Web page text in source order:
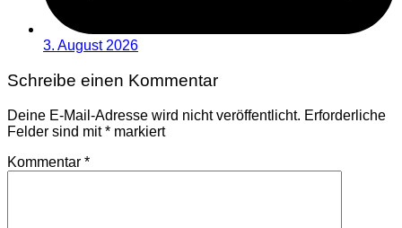
3. August 2026
Schreibe einen Kommentar
Deine E-Mail-Adresse wird nicht veröffentlicht. Erforderliche
Felder sind mit* markiert
Kommentar *